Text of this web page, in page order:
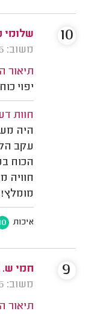
שלומי
משוב: 13/07/2026
תיאור
יפוי
חוות
היה
עקב
הכוח
חוויה
מומלץ!
איכות
10
חמי ש.
משוב: 10/07/2026
תיאור
9